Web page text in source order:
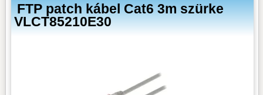
FTP patch kábel Cat6 3m szürke
VLCT85210E30